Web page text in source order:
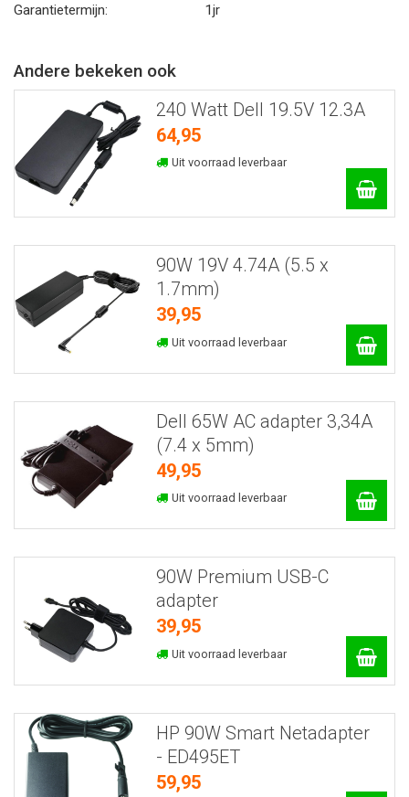
Garantietermijn:
1jr
Andere bekeken ook
240 Watt Dell 19.5V 12.3A
64,95
Uit voorraad leverbaar
90W 19V 4.74A (5.5 x
1.7mm)
39,95
Uit voorraad leverbaar
Dell 65W AC adapter 3,34A
(7.4 x 5mm)
49,95
Uit voorraad leverbaar
90W Premium USB-C
adapter
39,95
Uit voorraad leverbaar
HP 90W Smart Netadapter
- ED495ET
59,95